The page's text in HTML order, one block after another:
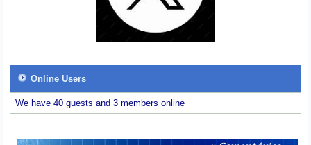
Online Users
We have 40 guests and 3 members online